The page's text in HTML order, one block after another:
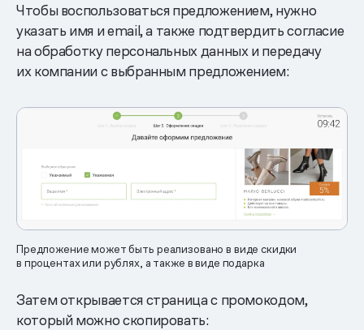
Чтобы воспользоваться предложением, нужно
указать имя и email, а также подтвердить согласие
на обработку персональных данных и передачу
их компании с выбранным предложением:
Предложение может быть реализовано в виде скидки
в процентах или рублях, а также в виде подарка
Затем открывается страница с промокодом,
который можно скопировать: